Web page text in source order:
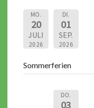
MO.
20
JULI
2026
DI.
01
SEP.
2026
Sommerferien
DO.
03